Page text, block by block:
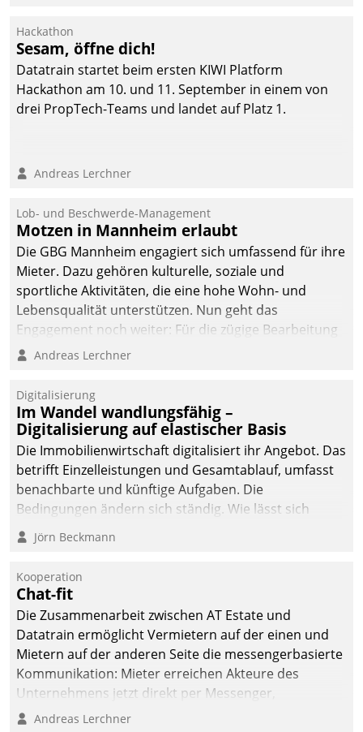
Hackathon
Sesam, öffne dich!
Datatrain startet beim ersten KIWI Platform
Hackathon am 10. und 11. September in einem von
drei PropTech-Teams und landet auf Platz 1.
Andreas Lerchner
Lob- und Beschwerde-Management
Motzen in Mannheim erlaubt
Die GBG Mannheim engagiert sich umfassend für ihre
Mieter. Dazu gehören kulturelle, soziale und
sportliche Aktivitäten, die eine hohe Wohn- und
Lebensqualität unterstützen. Nun geht das
Engagement noch weiter: Für die zügige Bearbeitung
von Beschwerden – oder Lob – richtet das
und Beschwerde-Management einen eigenen Kanal
ein.
Andreas Lerchner
Digitalisierung
Im Wandel wandlungsfähig –
Digitalisierung auf elastischer Basis
Die Immobilienwirtschaft digitalisiert ihr Angebot. Das
betrifft Einzelleistungen und Gesamtablauf, umfasst
benachbarte und künftige Aufgaben. Die
Bedingungen ändern sich ständig. Wie lässt sich
technisch die Kontrolle wahren und zugleich Freiraum
fürs Wachsen öffnen?
Jörn Beckmann
Kooperation
Chat-fit
Die Zusammenarbeit zwischen AT Estate und
Datatrain ermöglicht Vermietern auf der einen und
Mietern auf der anderen Seite die messengerbasierte
Kommunikation: Mieter erreichen Akteure des
Unternehmens jetzt direkt per Messenger,
Mitarbeiter oder Dienstleister empfangen oder
Andreas Lerchner